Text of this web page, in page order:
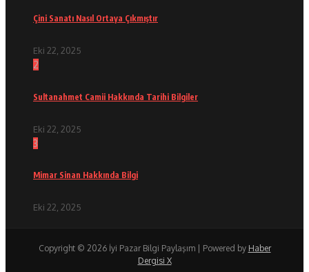
Çini Sanatı Nasıl Ortaya Çıkmıştır
Eki 22, 2025
2
Sultanahmet Camii Hakkında Tarihi Bilgiler
Eki 22, 2025
3
Mimar Sinan Hakkında Bilgi
Eki 22, 2025
Copyright © 2026 İyi Pazar Bilgi Paylaşım | Powered by Haber
Dergisi X